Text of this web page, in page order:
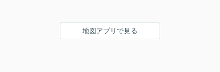
地図アプリで見る